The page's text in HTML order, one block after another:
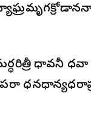
ధావనీ ధవా